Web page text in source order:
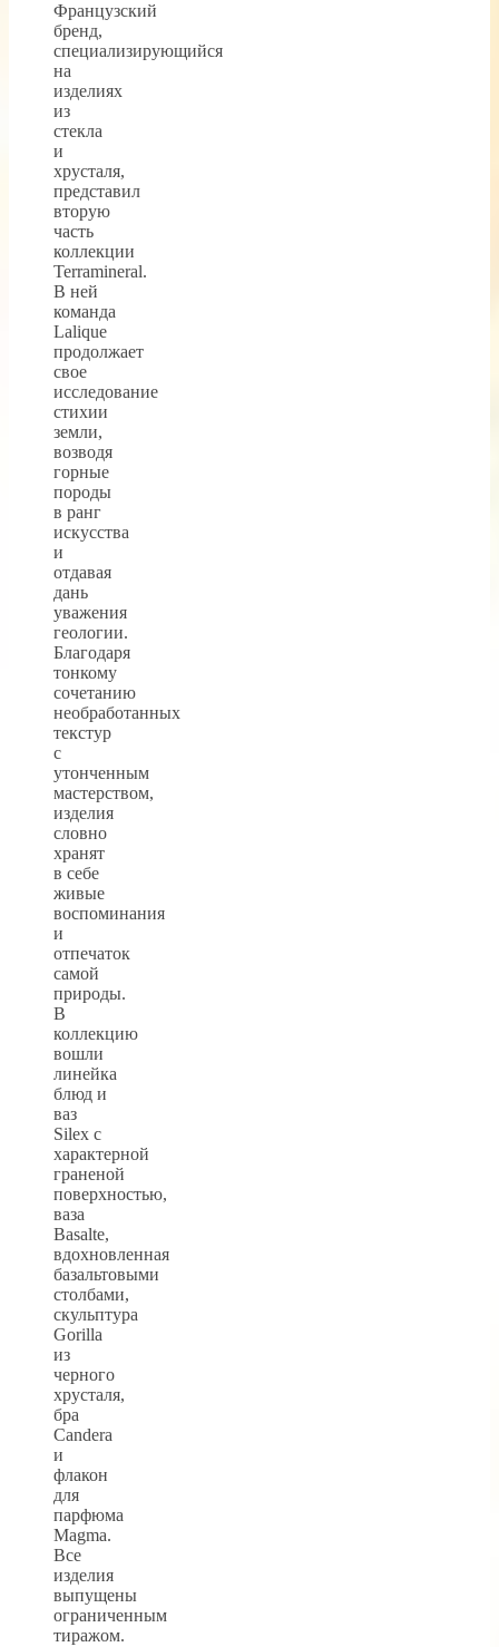
Французский
бренд,
специализирующийся
на
изделиях
из
стекла
и
хрусталя,
представил
вторую
часть
коллекции
Terramineral.
В ней
команда
Lalique
продолжает
свое
исследование
стихии
земли,
возводя
горные
породы
в ранг
искусства
и
отдавая
дань
уважения
геологии.
Благодаря
тонкому
сочетанию
необработанных
текстур
с
утонченным
мастерством,
изделия
словно
хранят
в себе
живые
воспоминания
и
отпечаток
самой
природы.
В
коллекцию
вошли
линейка
блюд и
ваз
Silex с
характерной
граненой
поверхностью,
ваза
Basalte,
вдохновленная
базальтовыми
столбами,
скульптура
Gorilla
из
черного
хрусталя,
бра
Candera
и
флакон
для
парфюма
Magma.
Все
изделия
выпущены
ограниченным
тиражом.